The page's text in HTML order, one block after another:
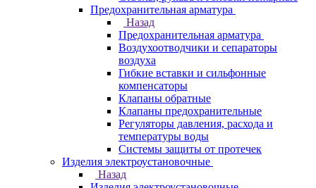
Предохранительная арматура
Назад
Предохранительная арматура
Воздухоотводчики и сепараторы
воздуха
Гибкие вставки и сильфонные
компенсаторы
Клапаны обратные
Клапаны предохранительные
Регуляторы давления, расхода и
температуры воды
Системы защиты от протечек
Изделия электроустановочные
Назад